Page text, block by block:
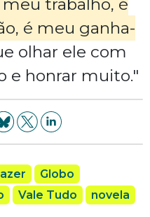
meu trabalho, é
é meu ganha-
olhar ele com
e honrar muito."
Globo
Vale Tudo novela